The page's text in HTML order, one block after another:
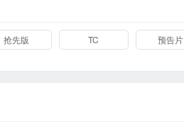
抢先版 TC 预告片